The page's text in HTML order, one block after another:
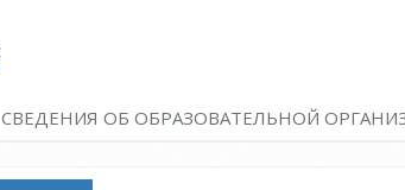
СВЕДЕНИЯ ОБ ОБРАЗОВАТЕЛЬНОЙ